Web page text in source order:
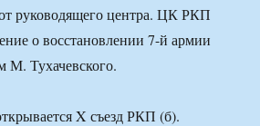
руководящего центра. ЦК РКП
о восстановлении 7-й армии
М. Тухачевского.
X съезд РКП (б).